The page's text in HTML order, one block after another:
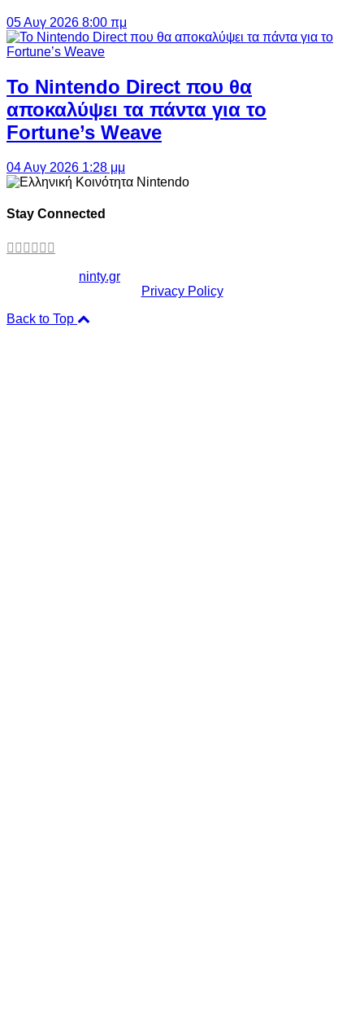
05 Αυγ 2026 8:00 πμ
Το Nintendo Direct που θα
αποκαλύψει τα πάντα για το
Fortune’s Weave
04 Αυγ 2026 1:28 μμ
Stay Connected
ninty.gr
Privacy Policy
Back to Top